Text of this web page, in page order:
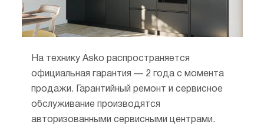
потреблением ресурсов. С 1995 года все
предприятия сертифицированы
подтверждающим качество продукции.
В-четвертых, практичный скандинавский
дизайн. Все приборы сочетаются
по внешнему виду. Многие модели были
отмечены как лучшие на международных
На технику Asko распространяется
официальная гарантия — 2 года с момента
продажи. Гарантийный ремонт и сервисное
обслуживание производятся
авторизованными сервисными центрами.